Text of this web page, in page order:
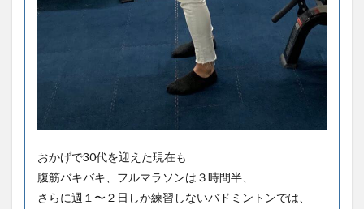
おかげで30代を迎えた現在も
腹筋バキバキ、フルマラソンは３時間半、
さらに週１〜２日しか練習しないバドミントンでは、